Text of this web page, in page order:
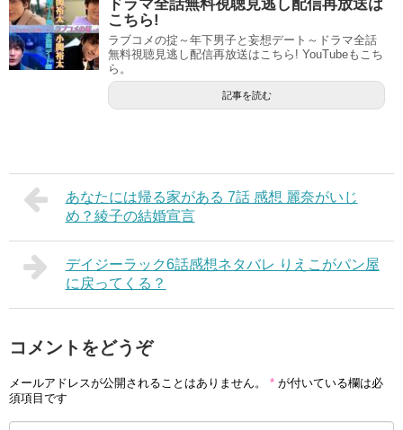
ドラマ全話無料視聴見逃し配信再放送は
こちら!
ラブコメの掟～年下男子と妄想デート～ドラマ全話
無料視聴見逃し配信再放送はこちら! YouTubeもこち
ら。
記事を読む
あなたには帰る家がある 7話 感想 麗奈がいじ
め？綾子の結婚宣言
デイジーラック6話感想ネタバレ りえこがパン屋
に戻ってくる？
コメントをどうぞ
メールアドレスが公開されることはありません。 * が付いている欄は必
須項目です